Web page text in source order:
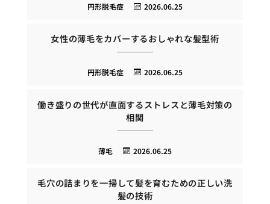
2026.06.25
円形脱毛症
女性の薄毛をカバーするおしゃれな髪型術
2026.06.25
円形脱毛症
働き盛りの世代が直面するストレスと薄毛対策の
相関
2026.06.25
薄毛
毛穴の詰まりを一掃して髪を育むための正しい洗
髪の技術